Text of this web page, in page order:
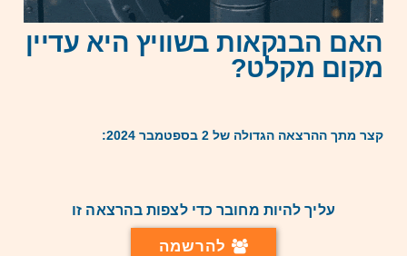
האם הבנקאות בשוויץ היא עדיין
מקום מקלט?
קצר מתך ההרצאה הגדולה של 2 בספטמבר 2024:
עליך להיות מחובר כדי לצפות בהרצאה זו
להרשמה